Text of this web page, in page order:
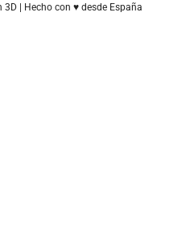
| Hecho con ♥ desde España